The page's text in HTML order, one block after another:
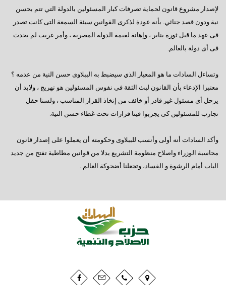
لإصدار مشروع قانون لحماية تصرفات كبار المسئولين بالدولة التي تتم بحسن
نية ودون قصد جنائي. بأنه عودة لذكرى القوانين سيئة السمعة التى كانت تصدر
فى عهد ما قبل ثورة يناير ، وإهانة لقيمة الدولة المصرية ، وأمر غريب لم يحدث
فى أى دولة بالعالم.
وتساءل السادات ما هو المعيار الذي سيضبط به الببلاوى حسن النية من عدمه ؟
معتبرا الإدعاء بأن القانون لبث الثقة فى نفوس المسئولين هو تهريج ، ولابد أن
يرحل أى مسئول غير قادر أو خائف من إتخاذ القرار المناسب ، ولسنا حقل
تجارب للمسئولين كى يجربوا فينا قرارات تحت غطاء حسن النية.
وأكد السادات أنه أولى وأنسب للببلاوى وحكومته أن يعملوا على إصدار قانون
محاسبة الوزراء واصلاح منظومة التشريع بدلا من قوانين مطاطية تفتح من جديد
الباب أمام الرشوة و الفساد، وتجعلنا أضحوكة العالم .